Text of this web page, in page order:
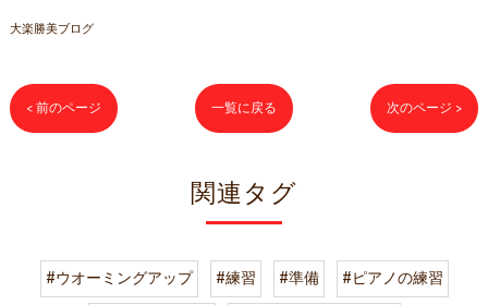
大楽勝美ブログ
< 前のページ 一覧に戻る 次のページ >
関連タグ
#ウオーミングアップ #練習 #準備
#ピアノの練習